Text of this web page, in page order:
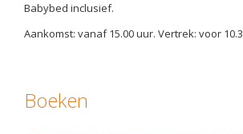
Babybed inclusief.
Aankomst: vanaf 15.00 uur. Vertrek: voor
Boeken